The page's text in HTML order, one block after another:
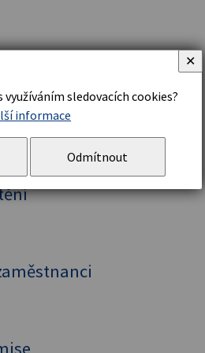
struktura
sledovacích cookies?
informace
Odmítnout
✕